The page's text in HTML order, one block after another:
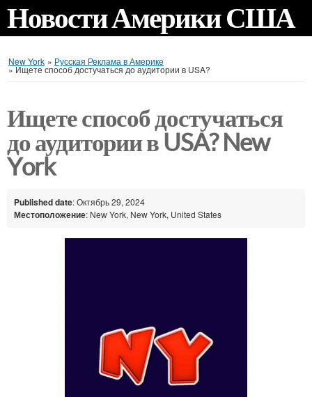
Новости Америки США
New York » Русская Реклама в Америке
»Ищете способ достучаться до аудитории в USA?
Ищете способ достучаться
до аудитории в USA? New
York
Published date: Октябрь 29, 2024
Местоположение: New York, New York, United States